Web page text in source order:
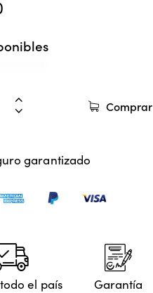
Comprar
garantizado
el país Garantía